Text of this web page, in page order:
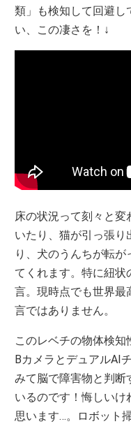
類」も検知して回避し
い、この凄さを！↓
床の状況って刻々と変
いたり、猫が引っ張り
り、犬のうんちが転
てくれます。特に紐状
言。現時点でも世界最
言ではありません。
このレベチの物体検知
BカメラとデュアルAI
みて脳で障害物と判断
いるのです！悔しいけ
思います…。ロボット